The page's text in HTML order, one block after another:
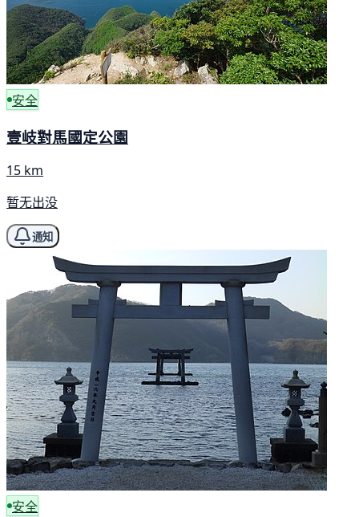
安全
壹岐對馬國定公園
15 km
暂无出没
通知
安全